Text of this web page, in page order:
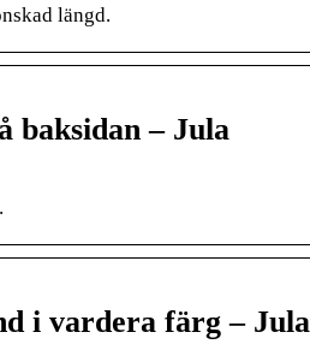
längd.
baksidan – Jula
i vardera färg – Jula